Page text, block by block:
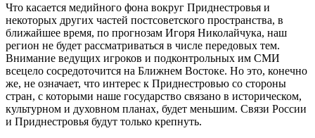
Что касается медийного фона вокруг Приднестровья и
некоторых других частей постсоветского пространства, в
ближайшее время, по прогнозам Игоря Николайчука, наш
регион не будет рассматриваться в числе передовых тем.
Внимание ведущих игроков и подконтрольных им СМИ
всецело сосредоточится на Ближнем Востоке. Но это, конечно
же, не означает, что интерес к Приднестровью со стороны
стран, с которыми наше государство связано в историческом,
культурном и духовном планах, будет меньшим. Связи России
и Приднестровья будут только крепнуть.